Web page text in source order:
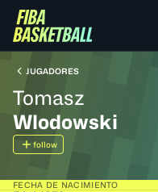
JUGADORES
Tomasz
Wlodowski
follow
FECHA DE NACIMIENTO